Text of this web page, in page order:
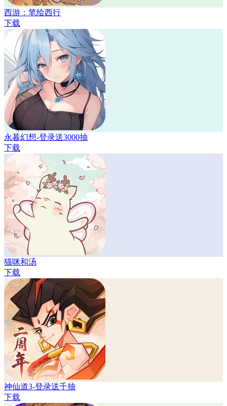
西游：笔绘西行
下载
永暮幻想-登录送3000抽
下载
猫咪和汤
下载
神仙道3-登录送千抽
下载